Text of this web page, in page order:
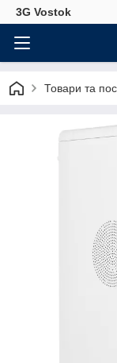
3G Vostok
Товари та